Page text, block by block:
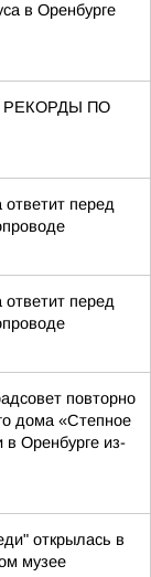
в Оренбурге
ПО
ответит перед
ответит перед
повторно
дома «Степное
в Оренбурге из-
открылась в
музее